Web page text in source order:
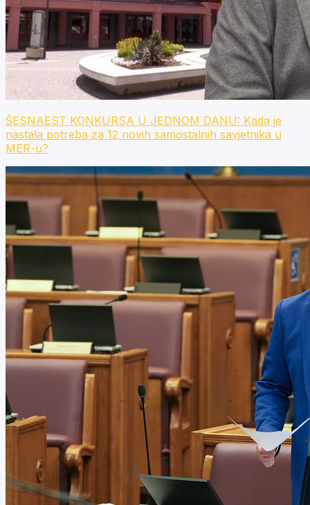
ŠESNAEST KONKURSA U JEDNOM DANU: Kada je
nastala potreba za 12 novih samostalnih savjetnika u
MER-u?